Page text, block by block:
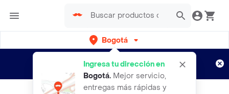
Bogotá
Ingresa tu dirección en
Bogotá. Mejor servicio,
entregas más rápidas y
envíos gratis por semanas
Aplican TyC